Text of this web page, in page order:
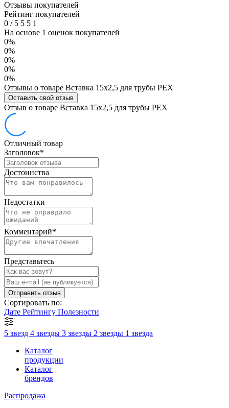
Отзывы покупателей
Рейтинг покупателей
0 /5 5 5 1
На основе 1 оценок покупателей
0%
0%
0%
0%
0%
Отзывы о товаре Вставка 15х2,5 для трубы РЕХ
Оставить свой отзыв
Отзыв о товаре Вставка 15х2,5 для трубы РЕХ
Отличный товар
Заголовок*
Достоинства
Недостатки
Комментарий*
Представьтесь
Отправить отзыв
Сортировать по:
Дате Рейтингу Полезности
5 звезд 4 звезды 3 звезды 2 звезды 1 звезда
Каталог
продукции
Каталог
брендов
Распродажа